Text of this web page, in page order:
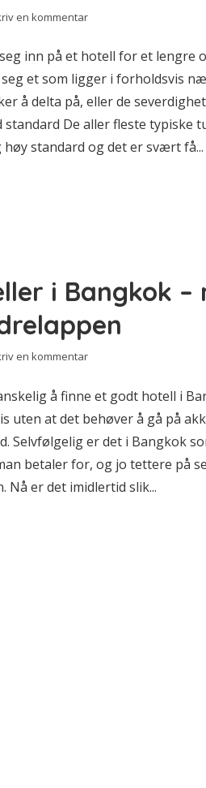
en kommentar
inn på et hotell for et lengre
et som ligger i forholdsvis
å delta på, eller de
standard De aller fleste typiske
standard og det er svært få...
i Bangkok –
en kommentar
å finne et godt hotell i
uten at det behøver å gå på
Selvfølgelig er det i Bangkok
betaler for, og jo tettere på
Nå er det imidlertid slik...